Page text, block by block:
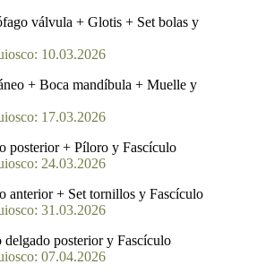
válvula + Glotis + Set bolas y
10.03.2026
+ Boca mandíbula + Muelle y
17.03.2026
posterior + Píloro y Fascículo
24.03.2026
anterior + Set tornillos y Fascículo
31.03.2026
delgado posterior y Fascículo
07.04.2026